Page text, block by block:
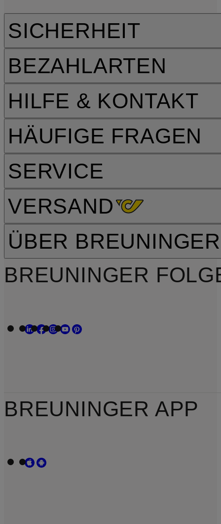
HILFE & KONTAKT
HÄUFIGE FRAGEN
SERVICE
VERSAND
SICHERHEIT
BEZAHLARTEN
ÜBER BREUNINGER
BREUNINGER
BREUNINGER APP